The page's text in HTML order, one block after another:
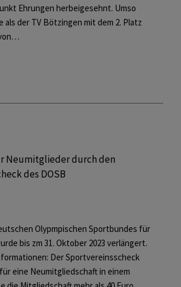
Ehrungen herbeigesehnt. Umso
als der TV Bötzingen mit dem 2. Platz
Neumitglieder durch den
des DOSB
Olypmpischen Sportbundes für
bis zm 31. Oktober 2023 verlängert.
Der Sportvereinsscheck
eine Neumitgliedschaft in einem